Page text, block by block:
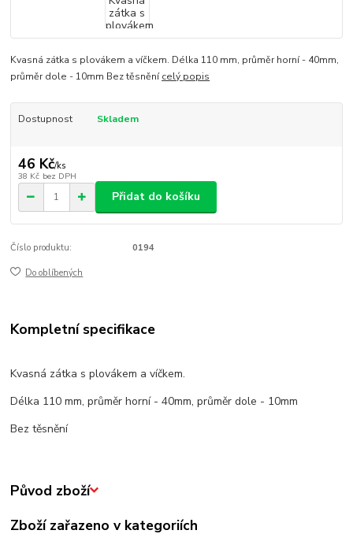
Kvasná zátka s plovákem a víčkem. Délka 110 mm, průměr horní - 40mm,
průměr dole - 10mm Bez těsněnícelý popis
Dostupnost Skladem
46 Kč/ks
38 Kč bez DPH
Přidat do košíku
Číslo produktu: 0194
Do oblíbených
Kompletní specifikace
Kvasná zátka s plovákem a víčkem.
Délka 110 mm, průměr horní - 40mm, průměr dole - 10mm
Bez těsnění
Původ zboží
Zboží zařazeno v kategoriích